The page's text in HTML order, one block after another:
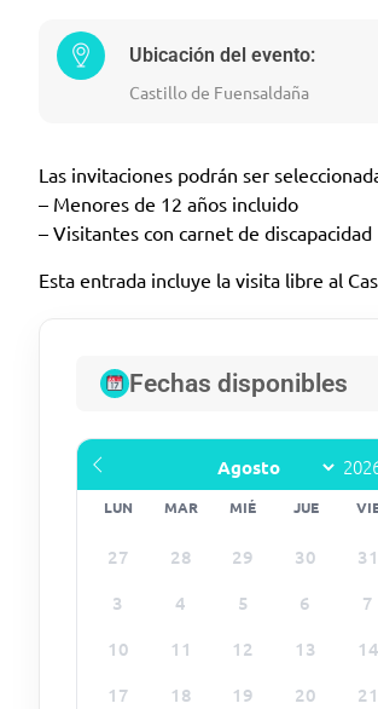
Ubicación del evento:
Castillo de Fuensaldaña
Las invitaciones podrán ser
– Menores de 12 años incluido
– Visitantes con carnet de discapacidad
Esta entrada incluye la visita libre al
Fechas disponibles
LUN MAR MIÉ JUE
27 28 29 30 31
3
4 5 6 7
10
11 12 13 14
17
18 19 20 21